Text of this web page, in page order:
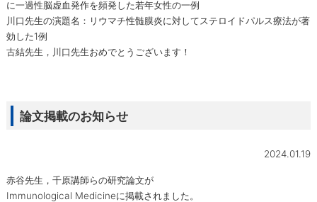
に一過性脳虚血発作を頻発した若年女性の一例
川口先生の演題名：リウマチ性髄膜炎に対してステロイドパルス療法が著
効した1例
古結先生，川口先生おめでとうございます！
論文掲載のお知らせ
2024.01.19
赤谷先生，千原講師らの研究論文が
Immunological Medicineに掲載されました。